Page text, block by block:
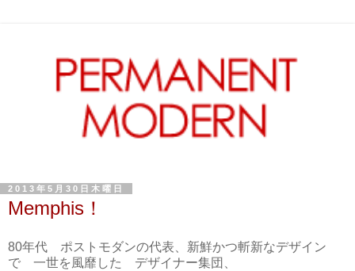
2013年5月30日木曜日
Memphis！
80年代 ポストモダンの代表、新鮮かつ斬新なデザイン
で 一世を風靡した デザイナー集団、